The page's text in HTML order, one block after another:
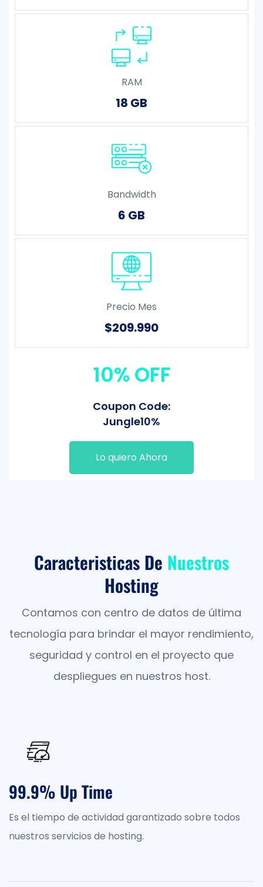
RAM
18 GB
Bandwidth
6 GB
Precio Mes
$209.990
10% OFF
Coupon Code:
Jungle10%
Lo quiero Ahora
Caracteristicas De Nuestros
Hosting
Contamos con centro de datos de última
tecnología para brindar el mayor rendimiento,
seguridad y control en el proyecto que
despliegues en nuestros host.
99.9% Up Time
Es el tiempo de actividad garantizado sobre todos
nuestros servicios de hosting.